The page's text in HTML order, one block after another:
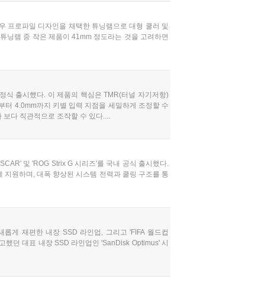
프로파일 디자인을 채택한 튜닝램으로 대형 쿨러 및
닝램 중 작은 제품이 41mm 정도라는 것을 고려하면
식 출시했다. 이 제품의 핵심은 TMR(터널 자기저항)
4.0mm까지 키별 입력 지점을 세밀하게 조정할 수
다 직관적으로 조작할 수 있다....
및 'ROG Strix G 시리즈'를 국내 공식 출시했다.
원하며, 대폭 향상된 시스템 전력과 쿨링 구조를 통
게 재편한 내장 SSD 라인업, 그리고 'FIFA 월드컵
던 대표 내장 SSD 라인업인 'SanDisk Optimus' 시